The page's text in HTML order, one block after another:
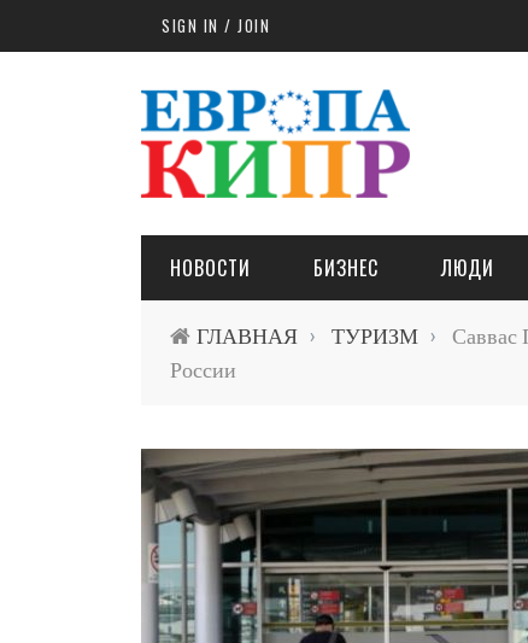
Skip to main contentSIGN IN / JOIN
НОВОСТИ БИЗНЕС ЛЮДИ
ГЛАВНАЯ › ТУРИЗМ ›
Саввас
России